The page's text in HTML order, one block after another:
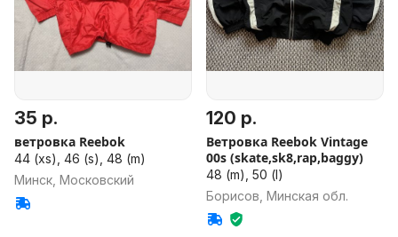
35 р.
ветровка Reebok
44 (xs), 46 (s), 48 (m)
Минск, Московский
120 р.
Ветровка Reebok Vintage
00s (skate,sk8,rap,baggy)
48 (m), 50 (l)
Борисов, Минская обл.